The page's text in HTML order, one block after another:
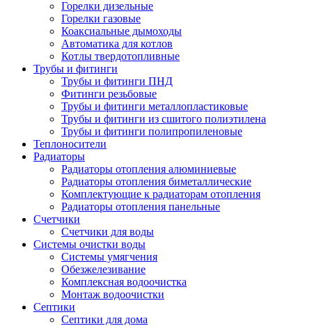
Горелки дизельные
Горелки газовые
Коаксиальные дымоходы
Автоматика для котлов
Котлы твердотопливные
Трубы и фитинги
Трубы и фитинги ПНД
Фитинги резьбовые
Трубы и фитинги металлопластиковые
Трубы и фитинги из сшитого полиэтилена
Трубы и фитинги полипропиленовые
Теплоносители
Радиаторы
Радиаторы отопления алюминиевые
Радиаторы отопления биметаллические
Комплектующие к радиаторам отопления
Радиаторы отопления панельные
Cчетчики
Счетчики для воды
Системы очистки воды
Системы умягчения
Обезжелезивание
Комплексная водоочистка
Монтаж водоочистки
Септики
Септики для дома